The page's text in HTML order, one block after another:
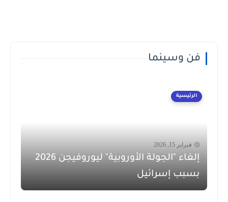
فن وسينما
الرئيسية
فبراير 15, 2026
إلغاء "الجولة الأوروبية" ليوروفيجن 2026
بسبب إسرائيل